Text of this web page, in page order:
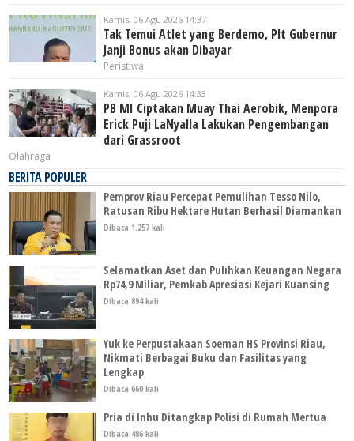
Kamis, 06 Agu 2026 14:37
Tak Temui Atlet yang Berdemo, Plt Gubernur
Janji Bonus akan Dibayar
Peristiwa
Kamis, 06 Agu 2026 14:33
PB MI Ciptakan Muay Thai Aerobik, Menpora
Erick Puji LaNyalla Lakukan Pengembangan
dari Grassroot
Olahraga
BERITA POPULER
Pemprov Riau Percepat Pemulihan Tesso Nilo,
Ratusan Ribu Hektare Hutan Berhasil Diamankan
Dibaca 1.257 kali
Selamatkan Aset dan Pulihkan Keuangan Negara
Rp74,9 Miliar, Pemkab Apresiasi Kejari Kuansing
Dibaca 894 kali
Yuk ke Perpustakaan Soeman HS Provinsi Riau,
Nikmati Berbagai Buku dan Fasilitas yang
Lengkap
Dibaca 660 kali
Pria di Inhu Ditangkap Polisi di Rumah Mertua
Dibaca 486 kali